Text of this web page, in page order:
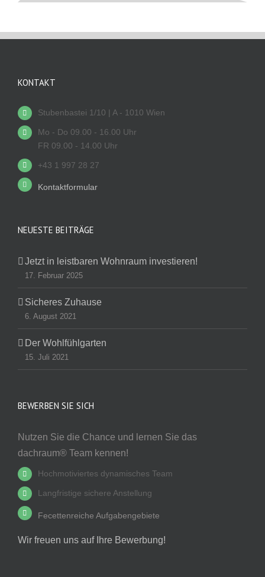
KONTAKT
Stubenbastei 1/10 | A - 1010 Wien
Mo - Do 09.00 - 16.00 Uhr
FR 09.00 - 14.00 Uhr
+43 1 997 28 27
Kontaktformular
NEUESTE BEITRÄGE
Jetzt in leistbaren Wohnraum investieren!
17. Februar 2025
Sicheres Zuhause
6. August 2021
Der Wohlfühlgarten
15. Juli 2021
BEWERBEN SIE SICH
Nutzen Sie die Chance und lernen Sie das
dachraum® Team kennen!
Hochmotiviertes dynamisches Team
Langfristige sichere Anstellung
Fecettenreiche Aufgabengebiete
Wir freuen uns auf Ihre Bewerbung!